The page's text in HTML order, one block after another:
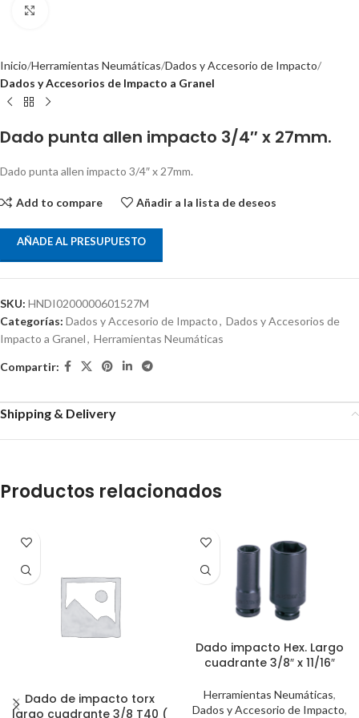
Inicio Herramientas Neumáticas Dados y Accesorio de Impacto
Dados y Accesorios de Impacto a Granel
Dado punta allen impacto 3/4″ x 27mm.
Dado punta allen impacto 3/4″ x 27mm.
Add to compare Añadir a la lista de deseos
AÑADE AL PRESUPUESTO
SKU: HNDI0200000601527M
Categorías: Dados y Accesorio de Impacto, Dados y Accesorios de
Impacto a Granel, Herramientas Neumáticas
Compartir:
Shipping & Delivery
Productos relacionados
Dado de impacto torx
largo cuadrante 3/8 T40 (
Dado impacto Hex. Largo
cuadrante 3/8″ x 11/16″
Herramientas Neumáticas,
Dados y Accesorio de Impacto,